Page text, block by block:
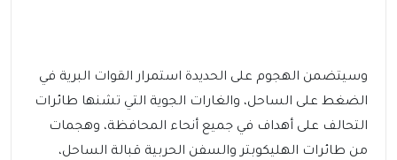
وسيتضمن الهجوم على الحديدة استمرار القوات البرية في
الضغط على الساحل، والغارات الجوية التي تشنها طائرات
التحالف على أهداف في جميع أنحاء المحافظة، وهجمات
من طائرات الهليكوبتر والسفن الحربية قبالة الساحل،